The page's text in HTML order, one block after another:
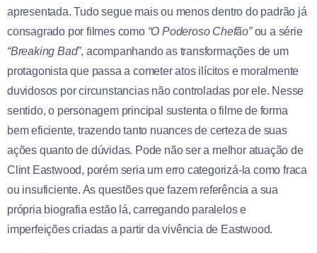
apresentada. Tudo segue mais ou menos dentro do padrão já
consagrado por filmes como “O Poderoso Chefão”ou a série
“Breaking Bad”, acompanhando as transformações de um
protagonista que passa a cometer atos ilícitos e moralmente
duvidosos por circunstancias não controladas por ele. Nesse
sentido, o personagem principal sustenta o filme de forma
bem eficiente, trazendo tanto nuances de certeza de suas
ações quanto de dúvidas. Pode não ser a melhor atuação de
Clint Eastwood, porém seria um erro categorizá-la como fraca
ou insuficiente. As questões que fazem referência a sua
própria biografia estão lá, carregando paralelos e
imperfeições criadas a partir da vivência de Eastwood.